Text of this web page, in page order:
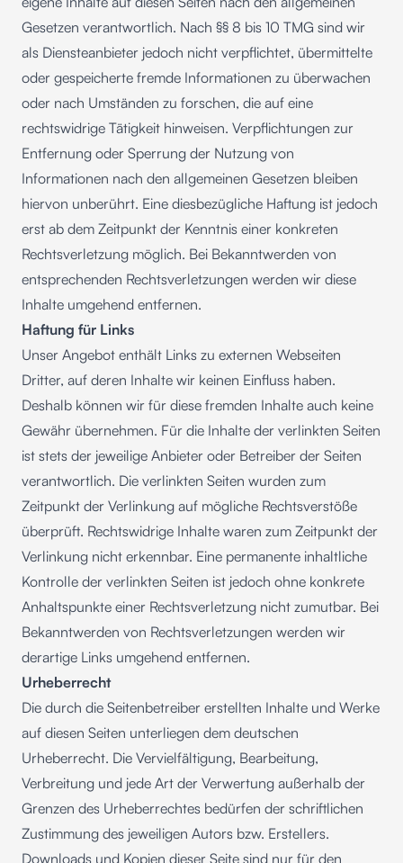
Gesetzen verantwortlich. Nach §§ 8 bis 10 TMG sind wir
als Diensteanbieter jedoch nicht verpflichtet, übermittelte
oder gespeicherte fremde Informationen zu überwachen
oder nach Umständen zu forschen, die auf eine
rechtswidrige Tätigkeit hinweisen. Verpflichtungen zur
Entfernung oder Sperrung der Nutzung von
Informationen nach den allgemeinen Gesetzen bleiben
hiervon unberührt. Eine diesbezügliche Haftung ist jedoch
erst ab dem Zeitpunkt der Kenntnis einer konkreten
Rechtsverletzung möglich. Bei Bekanntwerden von
entsprechenden Rechtsverletzungen werden wir diese
Inhalte umgehend entfernen.
Haftung für Links
Unser Angebot enthält Links zu externen Webseiten
Dritter, auf deren Inhalte wir keinen Einfluss haben.
Deshalb können wir für diese fremden Inhalte auch keine
Gewähr übernehmen. Für die Inhalte der verlinkten Seiten
ist stets der jeweilige Anbieter oder Betreiber der Seiten
verantwortlich. Die verlinkten Seiten wurden zum
Zeitpunkt der Verlinkung auf mögliche Rechtsverstöße
überprüft. Rechtswidrige Inhalte waren zum Zeitpunkt der
Verlinkung nicht erkennbar. Eine permanente inhaltliche
Kontrolle der verlinkten Seiten ist jedoch ohne konkrete
Anhaltspunkte einer Rechtsverletzung nicht zumutbar. Bei
Bekanntwerden von Rechtsverletzungen werden wir
derartige Links umgehend entfernen.
Urheberrecht
Die durch die Seitenbetreiber erstellten Inhalte und Werke
auf diesen Seiten unterliegen dem deutschen
Urheberrecht. Die Vervielfältigung, Bearbeitung,
Verbreitung und jede Art der Verwertung außerhalb der
Grenzen des Urheberrechtes bedürfen der schriftlichen
Zustimmung des jeweiligen Autors bzw. Erstellers.
Downloads und Kopien dieser Seite sind nur für den